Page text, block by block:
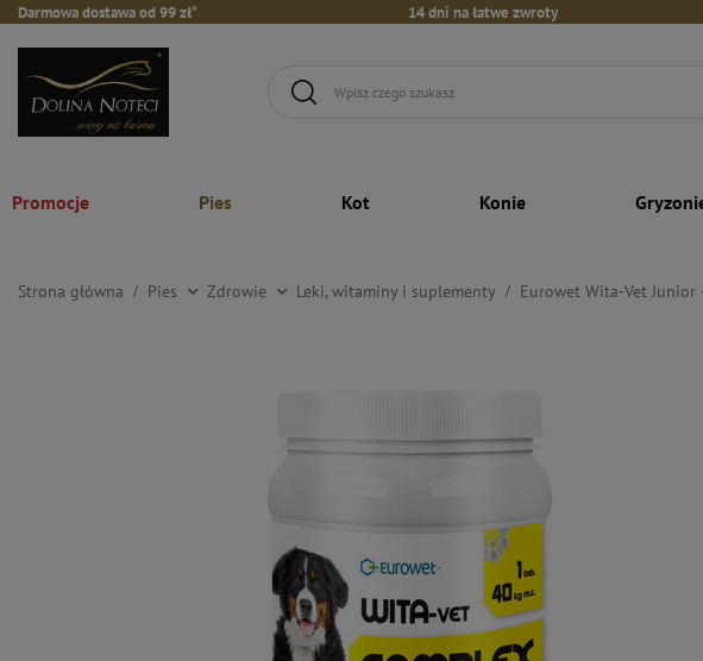
Darmowa dostawa od 99 zł* 14 dni na łatwe zwroty
Promocje Pies Kot Konie
Strona główna Pies Zdrowie Leki, witaminy i suplementy Eurowet Wita-Vet